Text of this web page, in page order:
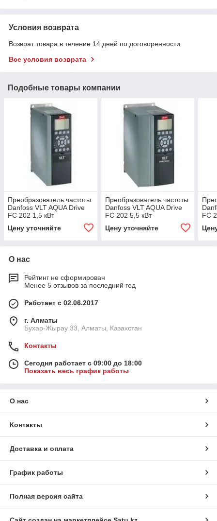
Условия возврата
Возврат товара в течение 14 дней по договоренности
Все условия возврата
Подобные товары компании
Преобразователь частоты
Danfoss VLT AQUA Drive
FC 202 1,5 кВт
Цену уточняйте
Преобразователь частоты
Danfoss VLT AQUA Drive
FC 202 5,5 кВт
Цену уточняйте
FC
О нас
Рейтинг не сформирован
Менее 5 отзывов за последний год
Работает с 02.06.2017
г. Алматы
Бухар-Жырау 33, Алматы, Казахстан
Контакты
Сегодня работает с 09:00 до 18:00
Показать весь график работы
О нас
Контакты
Доставка и оплата
График работы
Полная версия сайта